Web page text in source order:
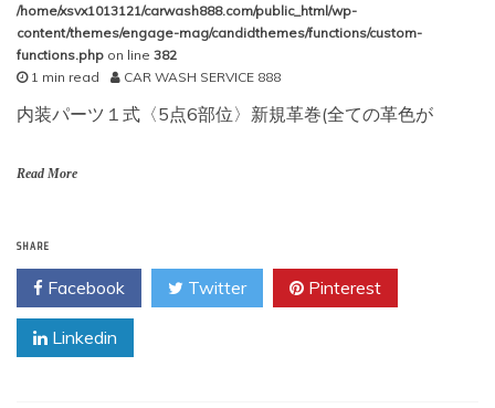
/home/xsvx1013121/carwash888.com/public_html/wp-
content/themes/engage-mag/candidthemes/functions/custom-
functions.php on line 382
1 min read
CAR WASH SERVICE 888
内装パーツ１式〈5点6部位〉新規革巻(全ての革色が
Read More
SHARE
Facebook Twitter Pinterest
Linkedin